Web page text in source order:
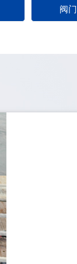
阀